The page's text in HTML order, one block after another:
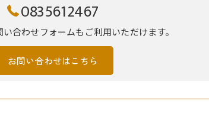
0835612467
合わせフォームもご利用いただけます。
お問い合わせはこちら